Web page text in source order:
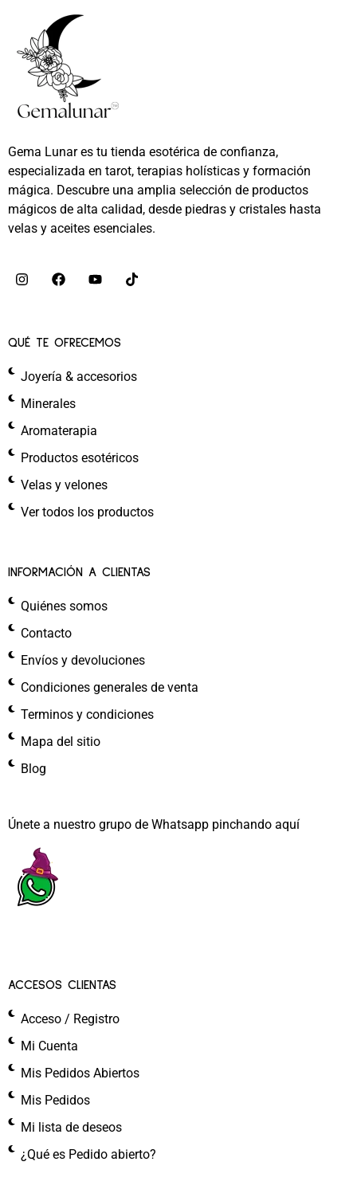
Gema Lunar es tu tienda esotérica de confianza,
especializada en tarot, terapias holísticas y formación
mágica. Descubre una amplia selección de productos
mágicos de alta calidad, desde piedras y cristales hasta
velas y aceites esenciales.
QUÉ TE OFRECEMOS
Joyería & accesorios
Minerales
Aromaterapia
Productos esotéricos
Velas y velones
Ver todos los productos
INFORMACIÓN A CLIENTAS
Quiénes somos
Contacto
Envíos y devoluciones
Condiciones generales de venta
Terminos y condiciones
Mapa del sitio
Blog
Únete a nuestro grupo de Whatsapp pinchando aquí​
ACCESOS CLIENTAS
Acceso / Registro
Mi Cuenta
Mis Pedidos Abiertos
Mis Pedidos
Mi lista de deseos
¿Qué es Pedido abierto?